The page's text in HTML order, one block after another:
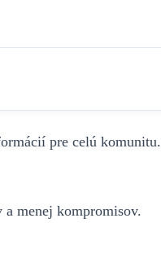
pre celú komunitu.
menej kompromisov.